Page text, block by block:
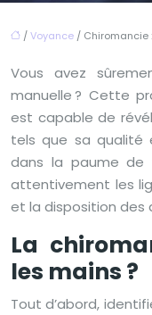
/Voyance / Chiromancie
Vous avez
manuelle ? Cette
est capable de
tels que sa qualité
dans la paume de
attentivement les
et la disposition des
La
les mains ?
Tout d’abord,